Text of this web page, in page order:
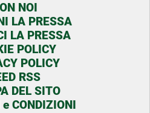
NOI
LA PRESSA
LA PRESSA
POLICY
POLICY
RSS
DEL SITO
CONDIZIONI